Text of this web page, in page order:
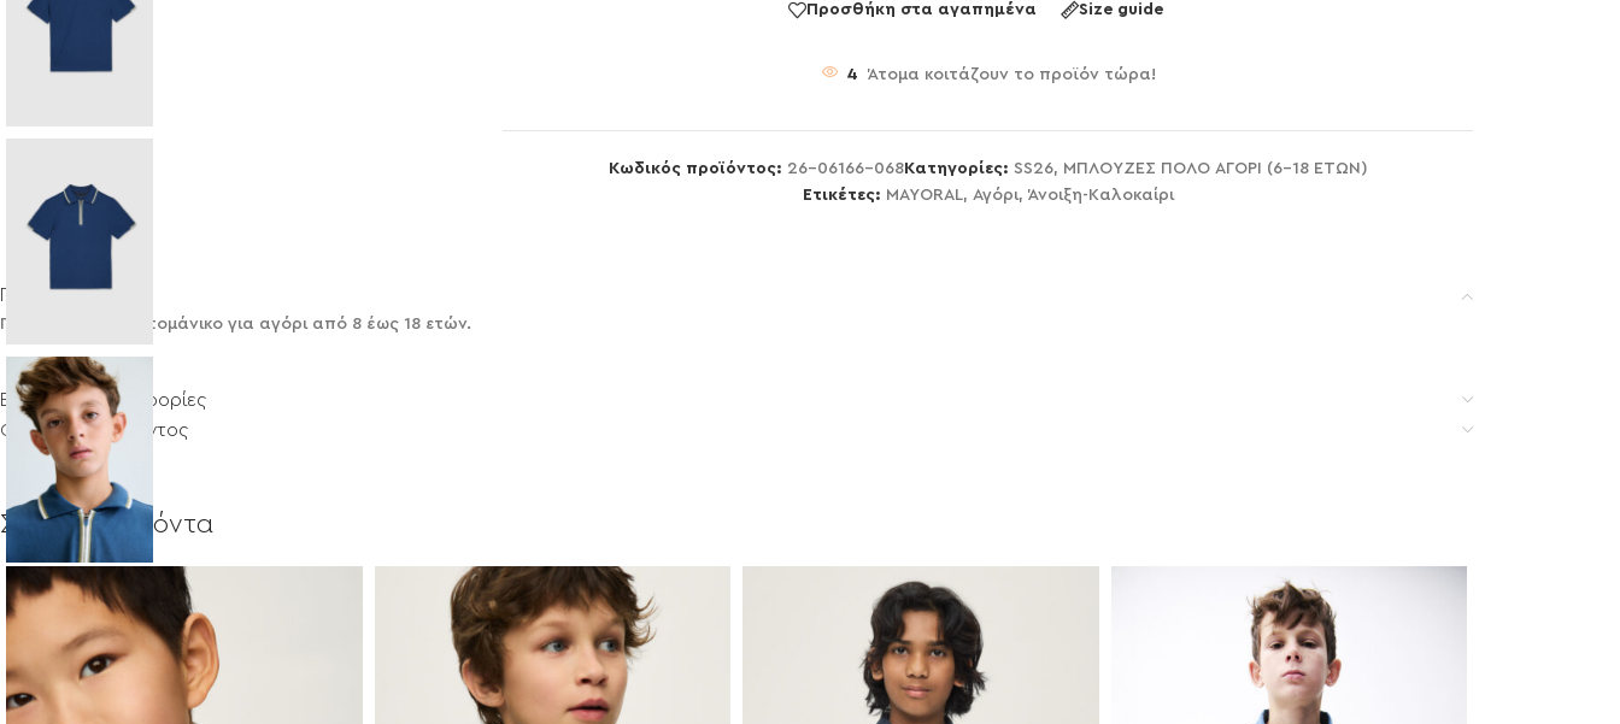
Προσθήκη στα αγαπημένα Size guide
4 Άτομα κοιτάζουν το προϊόν τώρα!
Κωδικός προϊόντος: 26-06166-068Κατηγορίες: SS26, ΜΠΛΟΥΖΕΣ ΠΟΛΟ ΑΓΟΡΙ (6-18 ΕΤΩΝ)
Ετικέτες: MAYORAL, Αγόρι, Άνοιξη-Καλοκαίρι
Περιγραφή
Πόλο Mayoral κοντομάνικο για αγόρι από 8 έως 18 ετών.
Επιπλέον πληροφορίες
Φροντίδα προϊόντος
Σχετικά προϊόντα